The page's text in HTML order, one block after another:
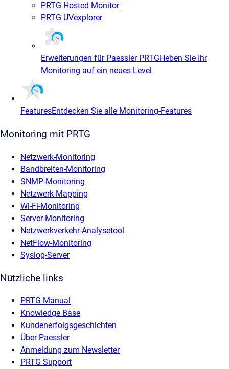
PRTG Hosted Monitor
PRTG UVexplorer
Erweiterungen für Paessler PRTGHeben Sie Ihr
Monitoring auf ein neues Level
FeaturesEntdecken Sie alle Monitoring-Features
Monitoring mit PRTG
Netzwerk-Monitoring
Bandbreiten-Monitoring
SNMP-Monitoring
Netzwerk-Mapping
Wi-Fi-Monitoring
Server-Monitoring
Netzwerkverkehr-Analysetool
NetFlow-Monitoring
Syslog-Server
Nützliche links
PRTG Manual
Knowledge Base
Kundenerfolgsgeschichten
Über Paessler
Anmeldung zum Newsletter
PRTG Support